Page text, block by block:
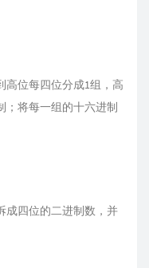
高位每四位分成1组，高
；将每一组的十六进制
成四位的二进制数，并